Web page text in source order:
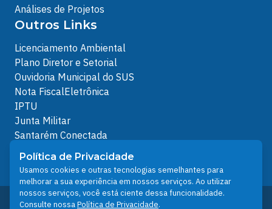
Análises de Projetos
Outros Links
Licenciamento Ambiental
Plano Diretor e Setorial
Ouvidoria Municipal do SUS
Nota FiscalEletrônica
IPTU
Junta Militar
Santarém Conectada
Política de Privacidade
People illustrations by Storyset
Desenvolvido pelo Núcleo Técnico de Gestão de
Política de Privacidade
Usamos cookies e outras tecnologias semelhantes para
melhorar a sua experiência em nossos serviços. Ao utilizar
nossos serviços, você está ciente dessa funcionalidade.
Consulte nossaPolítica de Privacidade.